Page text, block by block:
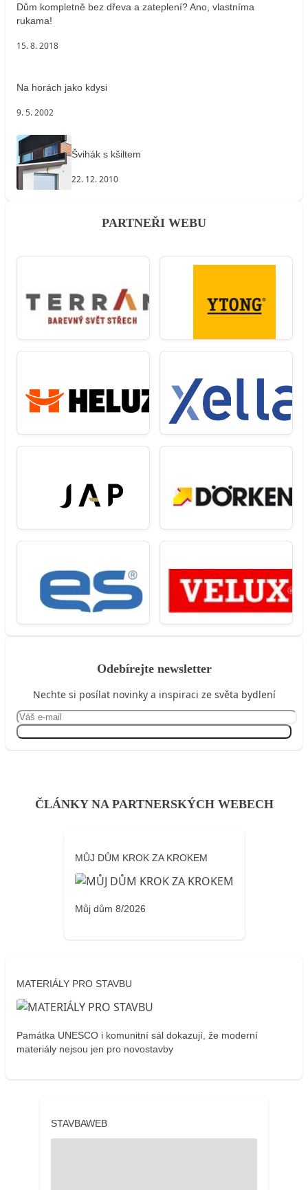
Dům kompletně bez dřeva a zateplení? Ano, vlastníma
rukama!
15. 8. 2018
Na horách jako kdysi
9. 5. 2002
Švihák s kšiltem
22. 12. 2010
PARTNEŘI WEBU
Odebírejte newsletter
Nechte si posílat novinky a inspiraci ze světa bydlení
ČLÁNKY NA PARTNERSKÝCH WEBECH
MŮJ DŮM KROK ZA KROKEM
Můj dům 8/2026
MATERIÁLY PRO STAVBU
Památka UNESCO i komunitní sál dokazují, že moderní
materiály nejsou jen pro novostavby
STAVBAWEB